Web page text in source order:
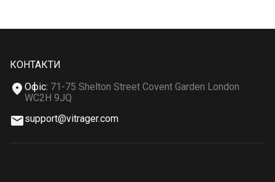
КОНТАКТИ
Офіс: 71-75 Shelton Street Covent Garden London
WC2H 9JQ
support@vitrager.com